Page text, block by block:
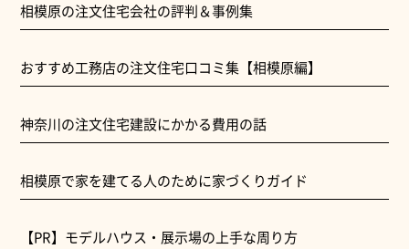
相模原の注文住宅会社の評判＆事例集
おすすめ工務店の注文住宅口コミ集【相模原編】
神奈川の注文住宅建設にかかる費用の話
相模原で家を建てる人のために家づくりガイド
【PR】モデルハウス・展示場の上手な周り方